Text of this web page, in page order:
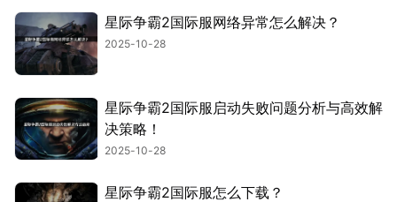
星际争霸2国际服网络异常怎么解决？
2025-10-28
星际争霸2国际服启动失败问题分析与高效解
决策略！
2025-10-28
星际争霸2国际服怎么下载？